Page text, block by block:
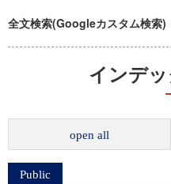
全文検索(Googleカスタム検索)
インデ
open all
Public